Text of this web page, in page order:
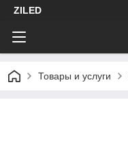
ZILED
Товары и услуги